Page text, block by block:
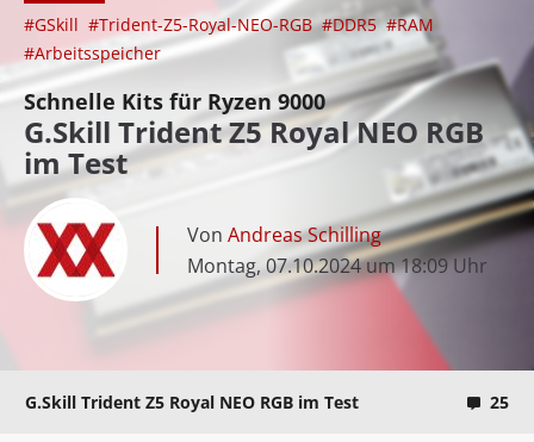
#GSkill #Trident-Z5-Royal-NEO-RGB #DDR5 #RAM
#Arbeitsspeicher
Schnelle Kits für Ryzen 9000
G.Skill Trident Z5 Royal NEO RGB
im Test
Von Andreas Schilling
Montag, 07.10.2024 um 18:09 Uhr
G.Skill Trident Z5 Royal NEO RGB im Test 25